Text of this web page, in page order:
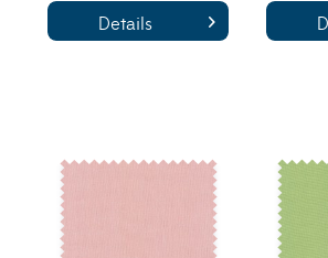
Details